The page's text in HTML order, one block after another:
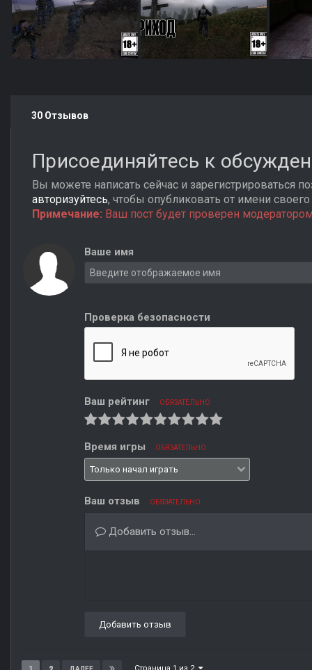
30 Отзывов
Присоединяйтесь к
Вы можете написать сейчас и зарегистрироваться
авторизуйтесь, чтобы опубликовать от имени своего
Примечание: Ваш пост будет проверен
Ваше имя
Проверка безопасности
Ваш рейтинг ОБЯЗАТЕЛЬНО
Время игры ОБЯЗАТЕЛЬНО
Ваш отзыв ОБЯЗАТЕЛЬНО
Добавить отзыв...
Добавить отзыв